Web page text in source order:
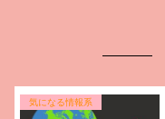
気になる情報系